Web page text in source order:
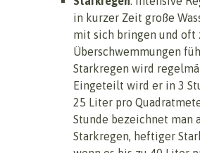
in kurzer Zeit große
mit sich bringen und oft
Überschwemmungen
Starkregen wird
Eingeteilt wird er in 3
25 Liter pro
Stunde bezeichnet man
Starkregen, heftiger